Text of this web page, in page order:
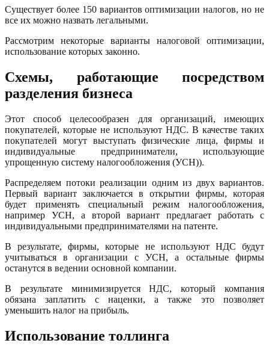
Существует более 150 вариантов оптимизации налогов, но не
все их можно назвать легальными.
Рассмотрим некоторые варианты налоговой оптимизации,
использование которых законно.
Схемы, работающие посредством
разделения бизнеса
Этот способ целесообразен для организаций, имеющих
покупателей, которые не используют НДС. В качестве таких
покупателей могут выступать физические лица, фирмы и
индивидуальные предприниматели, использующие
упрощенную систему налогообложения (УСН)).
Распределяем потоки реализации одним из двух вариантов.
Первый вариант заключается в открытии фирмы, которая
будет применять специальный режим налогообложения,
например УСН, а второй вариант предлагает работать с
индивидуальными предпринимателями на патенте.
В результате, фирмы, которые не используют НДС будут
учитываться в организации с УСН, а остальные фирмы
останутся в ведении основной компании.
В результате минимизируется НДС, который компания
обязана заплатить с наценки, а также это позволяет
уменьшить налог на прибыль.
Использование толлинга